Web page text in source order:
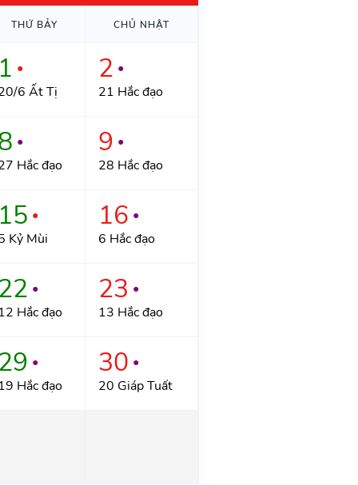
THỨ BẢY CHỦ NHẬT
1 ●
6 Ất Tị
2 ●
21 Hắc đạo
●
Hắc đạo
9 ●
28 Hắc đạo
15 ●
Kỷ Mùi
16 ●
6 Hắc đạo
22 ●
12 Hắc đạo
23 ●
13 Hắc đạo
29 ●
19 Hắc đạo
30 ●
20 Giáp Tuất